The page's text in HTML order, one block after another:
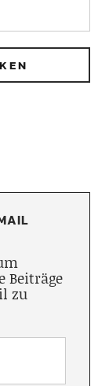
Beiträge
zu